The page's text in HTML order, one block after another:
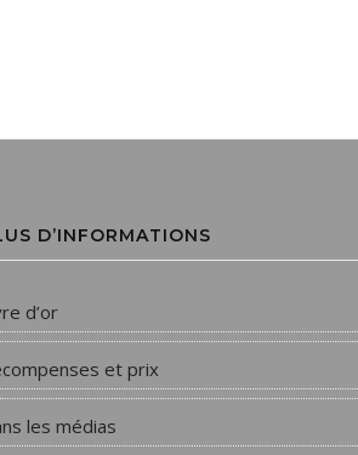
D’INFORMATIONS
d’or
et prix
les médias